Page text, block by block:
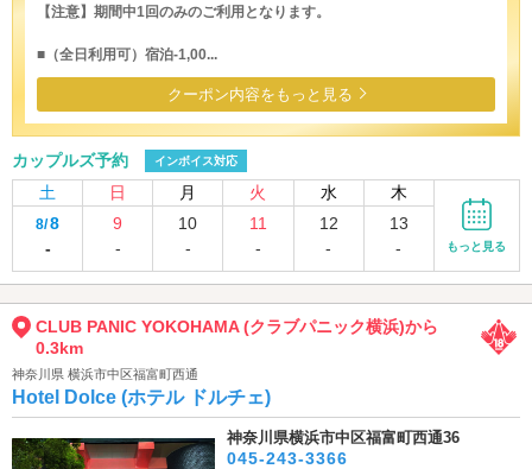
【注意】期間中1回のみのご利用となります。
■（全日利用可）宿泊-1,00...
クーポン内容をもっと見る
カップルズ予約 インボイス対応
土 日 月 火 水 木
8/8
-
9
-
10
-
11
-
12
-
13
-
もっと見る
CLUB PANIC YOKOHAMA (クラブパニック横浜)から
0.3km
神奈川県 横浜市中区福富町西通
Hotel Dolce (ホテル ドルチェ)
神奈川県横浜市中区福富町西通36
045-243-3366